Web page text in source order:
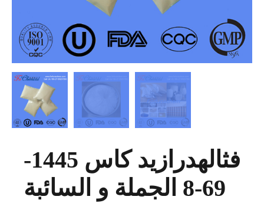
فثالهدرازيد كاس 1445-
69-8 الجملة و السائبة